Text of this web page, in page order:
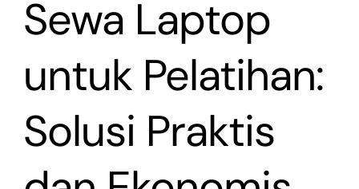
Sewa Laptop
untuk Pelatihan:
Solusi Praktis